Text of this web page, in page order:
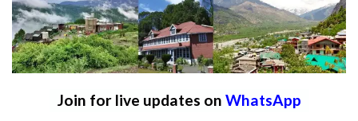
Join for live updates on WhatsApp